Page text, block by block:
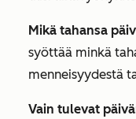
Mikä tahansa
syöttää minkä
menneisyydestä
Vain tulevat